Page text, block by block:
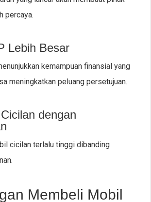
percaya.
Lebih Besar
kemampuan finansial yang
meningkatkan peluang persetujuan.
dengan
cicilan terlalu tinggi dibanding
Membeli Mobil